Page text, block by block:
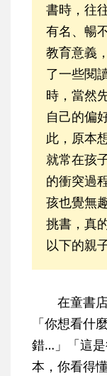
書時，往
有名、暢
教育意義
了一些閱
時，當然
自己的偏
此，原本
就常在孩
的衝突過
孩也覺無
挑書，真
以下的親
在童書店
「你想看什
錯…」「這
本，你看得